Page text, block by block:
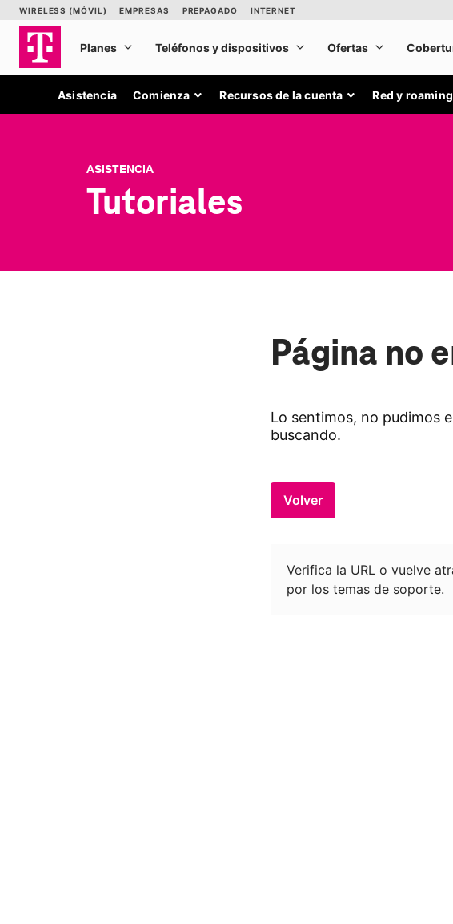
Asistencia Comienza Recursos de la cuenta Red y roaming
ASISTENCIA
Tutoriales